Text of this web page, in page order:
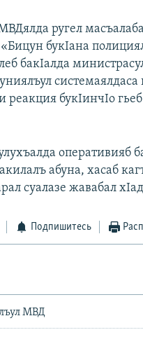
ругел
букIана
бакIалда
реакция букIинчIо
оперативияб
абуна, хасаб
суалазе жавабал
Подпишитесь
МВД